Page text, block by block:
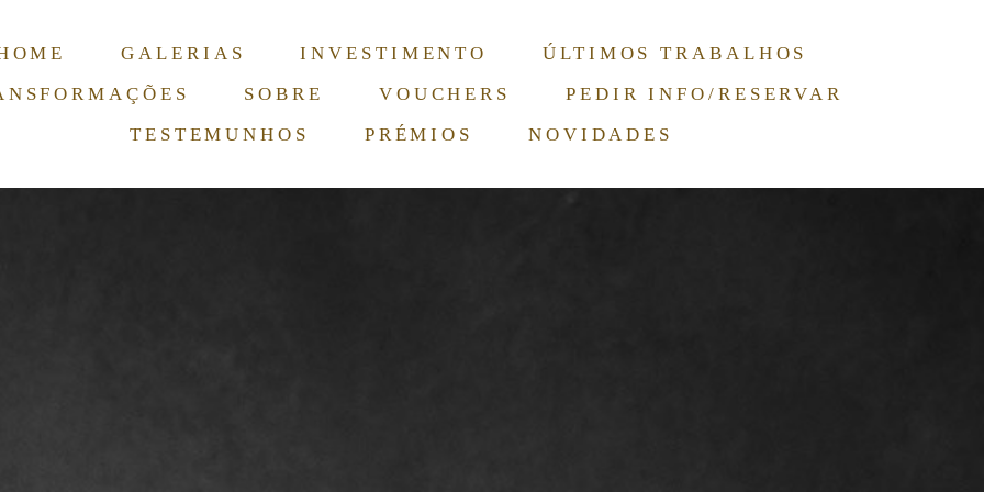
GALERIAS INVESTIMENTO
ÚLTIMOS TRABALHOS
SOBRE VOUCHERS
PEDIR INFO/RESERVAR
TESTEMUNHOS
PRÉMIOS NOVIDADES